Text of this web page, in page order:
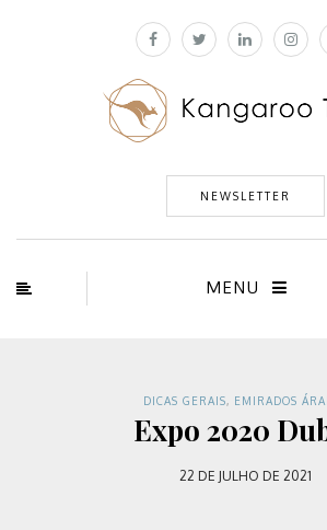
NEWSLETTER
MENU
DICAS GERAIS, EMIRADOS
Expo 2020
22 DE JULHO DE 2021